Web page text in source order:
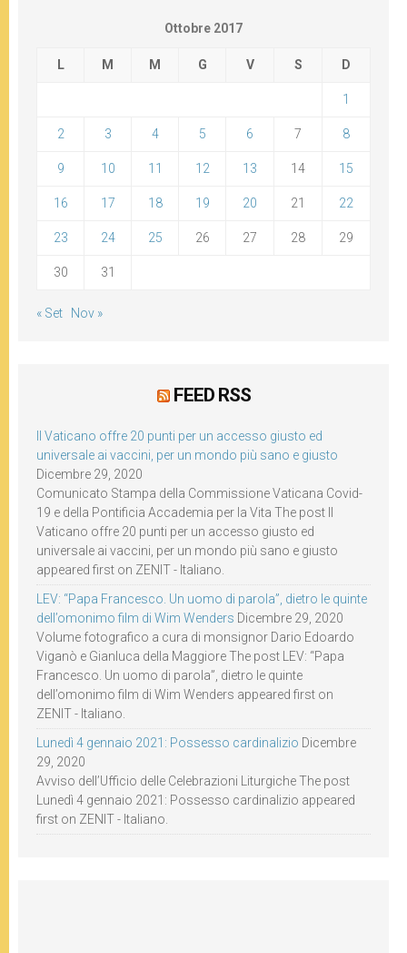
Ottobre 2017
L M M G V S D
1
2 3 4 5 6 7 8
9 10 11 12 13 14 15
16 17 18 19 20 21 22
23 24 25 26 27 28 29
30 31
« Set Nov »
FEED RSS
Il Vaticano offre 20 punti per un accesso giusto ed
universale ai vaccini, per un mondo più sano e giusto
Dicembre 29, 2020
Comunicato Stampa della Commissione Vaticana Covid-
19 e della Pontificia Accademia per la Vita The post Il
Vaticano offre 20 punti per un accesso giusto ed
universale ai vaccini, per un mondo più sano e giusto
appeared first on ZENIT - Italiano.
LEV: “Papa Francesco. Un uomo di parola”, dietro le quinte
dell’omonimo film di Wim Wenders Dicembre 29, 2020
Volume fotografico a cura di monsignor Dario Edoardo
Viganò e Gianluca della Maggiore The post LEV: “Papa
Francesco. Un uomo di parola”, dietro le quinte
dell’omonimo film di Wim Wenders appeared first on
ZENIT - Italiano.
Lunedì 4 gennaio 2021: Possesso cardinalizio Dicembre
29, 2020
Avviso dell’Ufficio delle Celebrazioni Liturgiche The post
Lunedì 4 gennaio 2021: Possesso cardinalizio appeared
first on ZENIT - Italiano.